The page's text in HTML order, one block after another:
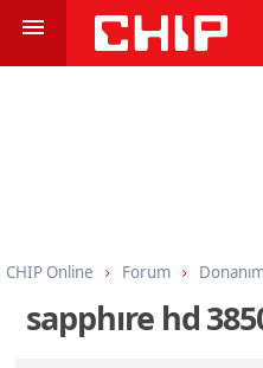
CHIP Online Forum
sapphıre hd